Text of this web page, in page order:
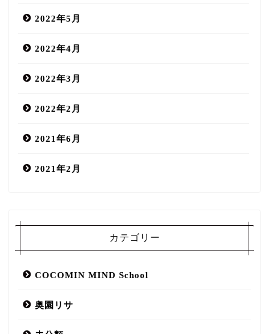
2022年5月
2022年4月
2022年3月
2022年2月
2021年6月
2021年2月
カテゴリー
COCOMIN MIND School
奥園リサ